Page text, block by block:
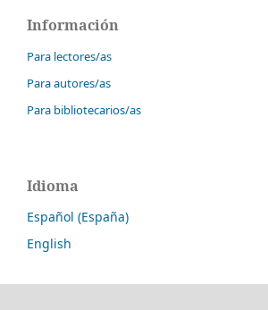
Información
Para lectores/as
Para autores/as
Para bibliotecarios/as
Idioma
Español (España)
English